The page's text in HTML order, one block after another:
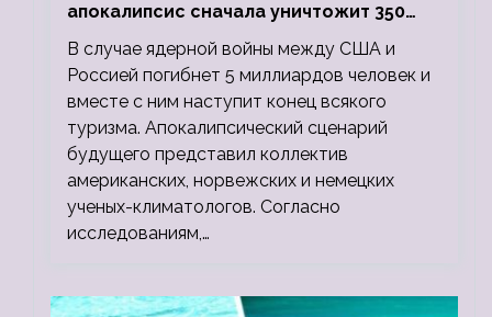
апокалипсис сначала уничтожит 350
миллионов, а потом 5 миллиардов
людей
В случае ядерной войны между США и
Россией погибнет 5 миллиардов человек и
вместе с ним наступит конец всякого
туризма. Апокалипсический сценарий
будущего представил коллектив
американских, норвежских и немецких
ученых-климатологов. Согласно
исследованиям,…